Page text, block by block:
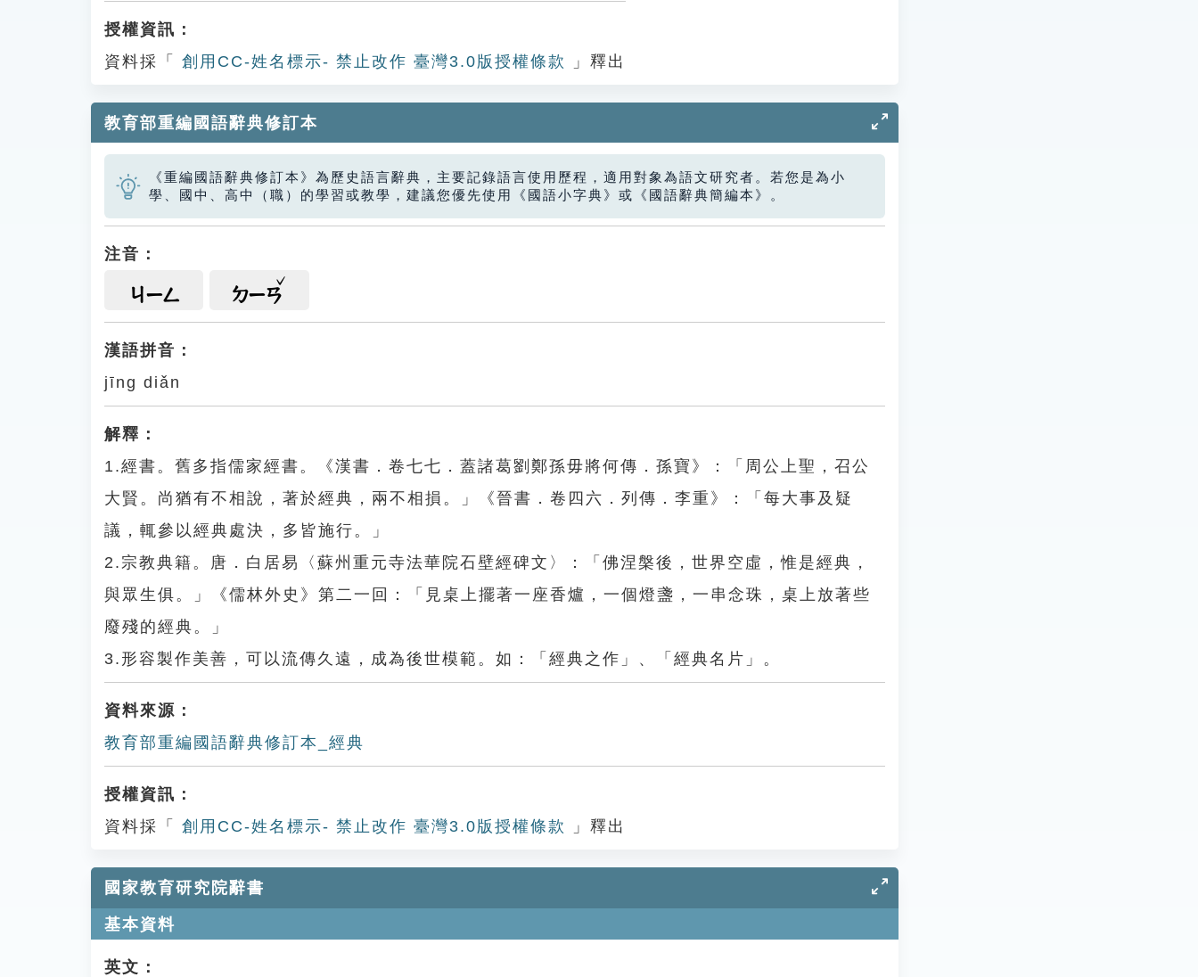
授權資訊：
資料採「
創用CC-姓名標示- 禁止改作 臺灣3.0版授權條款 」釋出
教育部重編國語辭典修訂本
《重編國語辭典修訂本》為歷史語言辭典，主要記錄語言使用歷程，適用對象為語文研究者。若您是為小
學、國中、高中（職）的學習或教學，建議您優先使用《國語小字典》或《國語辭典簡編本》。
注音：
ㄐㄧㄥ ㄉㄧㄢ
漢語拼音：
jīng diǎn
解釋：
1.經書。舊多指儒家經書。《漢書．卷七七．蓋諸葛劉鄭孫毋將何傳．孫寶》：「周公上聖，召公
大賢。尚猶有不相說，著於經典，兩不相損。」《晉書．卷四六．列傳．李重》：「每大事及疑
議，輒參以經典處決，多皆施行。」
2.宗教典籍。唐．白居易〈蘇州重元寺法華院石壁經碑文〉：「佛涅槃後，世界空虛，惟是經典，
與眾生俱。」《儒林外史》第二一回：「見桌上擺著一座香爐，一個燈盞，一串念珠，桌上放著些
廢殘的經典。」
3.形容製作美善，可以流傳久遠，成為後世模範。如：「經典之作」、「經典名片」。
資料來源：
教育部重編國語辭典修訂本_經典
授權資訊：
資料採「
創用CC-姓名標示- 禁止改作 臺灣3.0版授權條款 」釋出
國家教育研究院辭書
基本資料
英文：